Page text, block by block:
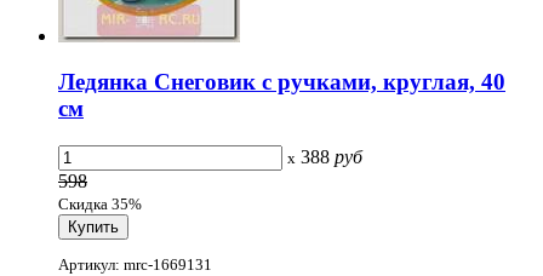
Ледянка Снеговик с ручками, круглая, 40
см
x 388 руб
598
Скидка 35%
Артикул: mrc-1669131